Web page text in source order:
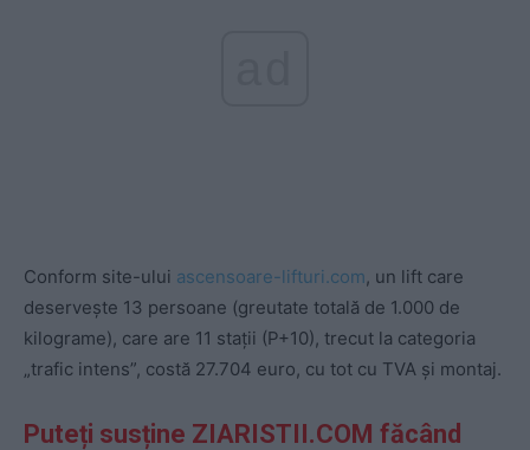
Conform site-ului ascensoare-lifturi.com, un lift care
deservește 13 persoane (greutate totală de 1.000 de
kilograme), care are 11 stații (P+10), trecut la categoria
„trafic intens”, costă 27.704 euro, cu tot cu TVA și montaj.
Puteți susține ZIARISTII.COM făcând